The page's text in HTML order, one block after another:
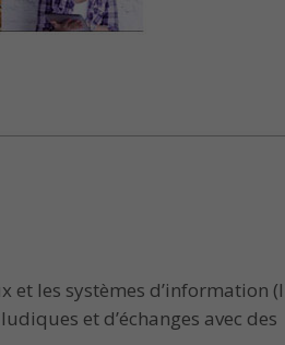
les systèmes d’information
et d’échanges avec des